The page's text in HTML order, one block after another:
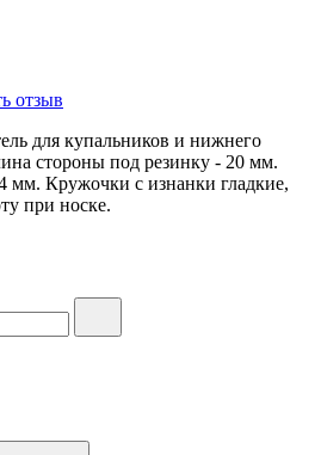
отзыв
для купальников и нижнего
стороны под резинку - 20 мм.
мм. Кружочки с изнанки гладкие,
при носке.